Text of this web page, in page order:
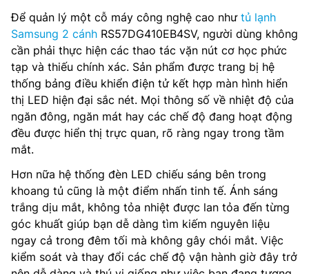
Để quản lý một cỗ máy công nghệ cao như tủ lạnh
Samsung 2 cánh RS57DG410EB4SV, người dùng không
cần phải thực hiện các thao tác vặn nút cơ học phức
tạp và thiếu chính xác. Sản phẩm được trang bị hệ
thống bảng điều khiển điện tử kết hợp màn hình hiển
thị LED hiện đại sắc nét. Mọi thông số về nhiệt độ của
ngăn đông, ngăn mát hay các chế độ đang hoạt động
đều được hiển thị trực quan, rõ ràng ngay trong tầm
mắt.
Hơn nữa hệ thống đèn LED chiếu sáng bên trong
khoang tủ cũng là một điểm nhấn tinh tế. Ánh sáng
trắng dịu mắt, không tỏa nhiệt được lan tỏa đến từng
góc khuất giúp bạn dễ dàng tìm kiếm nguyên liệu
ngay cả trong đêm tối mà không gây chói mắt. Việc
kiểm soát và thay đổi các chế độ vận hành giờ đây trở